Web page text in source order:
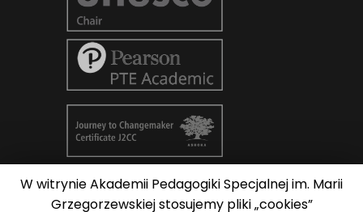
© Copyright 2026AKADEMIA
W witrynie Akademii Pedagogiki Specjalnej im. Marii
Grzegorzewskiej stosujemy pliki „cookies”